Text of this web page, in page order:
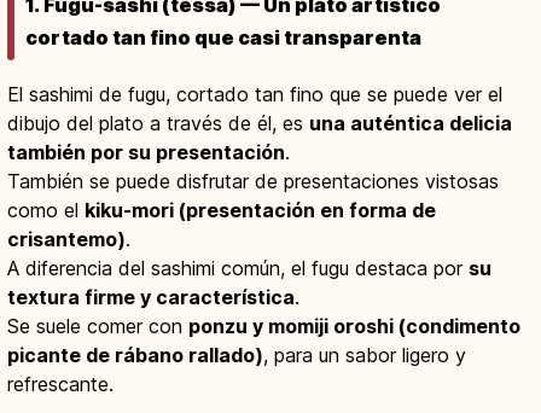
cortado tan fino que casi transparenta
El sashimi de fugu, cortado tan fino que se puede ver el
dibujo del plato a través de él, es una auténtica delicia
también por su presentación.
También se puede disfrutar de presentaciones vistosas
como el kiku-mori (presentación en forma de
crisantemo).
A diferencia del sashimi común, el fugu destaca por su
textura firme y característica.
Se suele comer con ponzu y momiji oroshi (condimento
picante de rábano rallado), para un sabor ligero y
refrescante.